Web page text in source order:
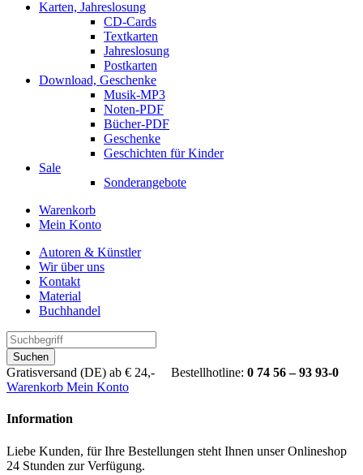
Karten, Jahreslosung
CD-Cards
Textkarten
Jahreslosung
Postkarten
Download, Geschenke
Musik-MP3
Noten-PDF
Bücher-PDF
Geschenke
Geschichten für Kinder
Sale
Sonderangebote
Warenkorb
Mein Konto
Autoren & Künstler
Wir über uns
Kontakt
Material
Buchhandel
Suchen
Gratisversand (DE) ab € 24,- Bestellhotline: 0 74 56 – 93 93-0
Warenkorb Mein Konto
Information
Liebe Kunden, für Ihre Bestellungen steht Ihnen unser Onlineshop
24 Stunden zur Verfügung.